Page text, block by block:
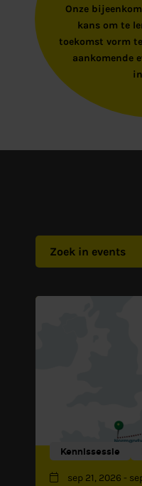
Onze
kans om te
toekomst vorm
aankomende
Zoek in events
Kennissessie
sep 21, 2026 -